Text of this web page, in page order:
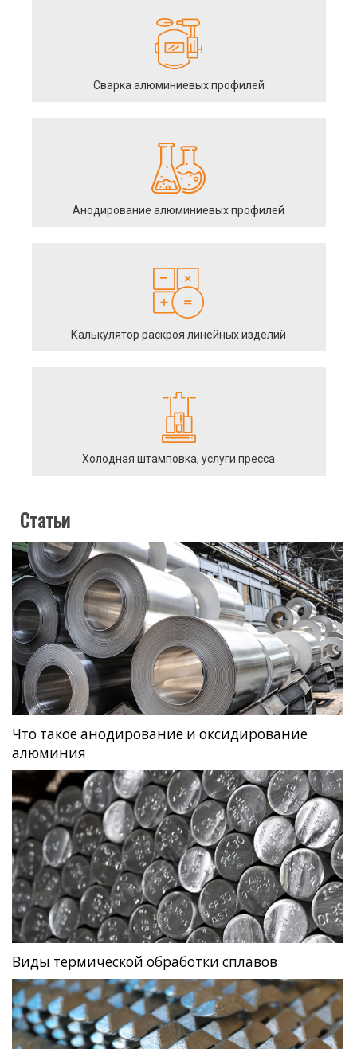
Сварка алюминиевых профилей
Анодирование алюминиевых профилей
Калькулятор раскроя линейных изделий
Холодная штамповка, услуги пресса
Статьи
Что такое анодирование и оксидирование
алюминия
Виды термической обработки сплавов